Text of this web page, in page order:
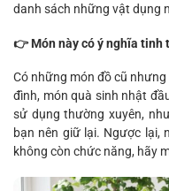
danh sách những vật dụng
👉 Món này có ý nghĩa tinh
Có những món đồ cũ
đình, món quà sinh nhật
sử dụng thường xuyên,
bạn nên giữ lại. Ngược lại,
không còn chức năng, hãy